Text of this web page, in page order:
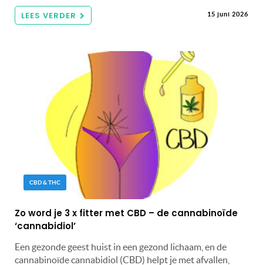
LEES VERDER 15 juni 2026
CBD & THC
Zo word je 3 x fitter met CBD – de cannabinoïde
‘cannabidiol’
Een gezonde geest huist in een gezond lichaam, en de
cannabinoïde cannabidiol (CBD) helpt je met afvallen,